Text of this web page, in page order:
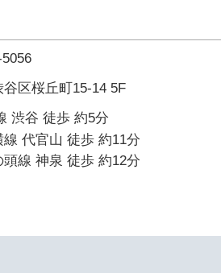
区桜丘町15-14 5F
渋谷 徒歩 約5分
線 代官山 徒歩 約11分
頭線 神泉 徒歩 約12分